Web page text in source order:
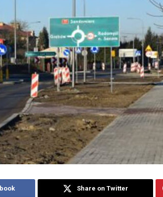
Share on Twitter